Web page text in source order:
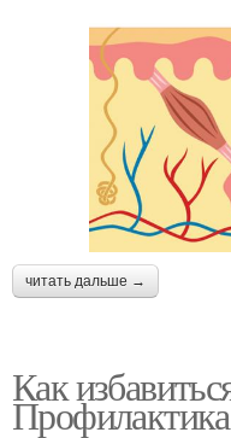
читать дальше →
Как